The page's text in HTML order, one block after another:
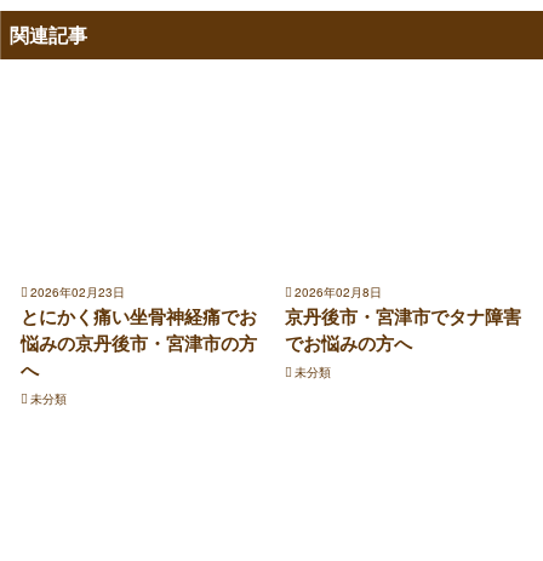
関連記事
2026年02月23日
とにかく痛い坐骨神経痛でお
悩みの京丹後市・宮津市の方
へ
未分類
2026年02月8日
京丹後市・宮津市でタナ障害
でお悩みの方へ
未分類